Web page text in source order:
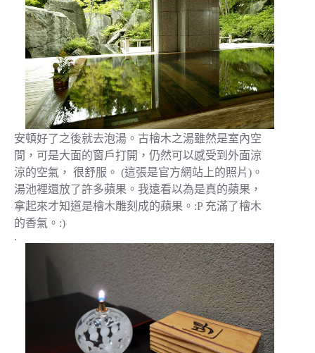
安頓好了之後就去泡湯。古檜木之湯雖然是室內空
間，可是大面的窗戶打開，仍然可以感受到外面涼
涼的空氣， 很舒服。 (這張是官方網站上的照片)。
湯池裡還放了許多蘋果。我遠看以為是真的蘋果，
拿起來才知道是檜木雕刻成的蘋果。:P 充滿了檜木
的香氣。:)
.